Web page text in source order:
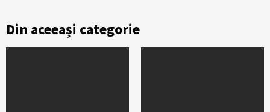
Din aceeași categorie